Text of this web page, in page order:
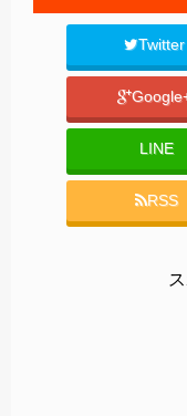
Twitter
LINE
RSS